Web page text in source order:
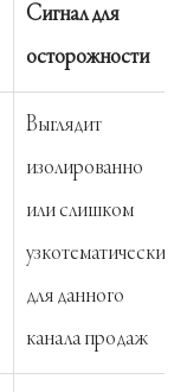
Сигнал для
осторожности
Выглядит
изолированно
или слишком
узкотематически
для данного
канала продаж